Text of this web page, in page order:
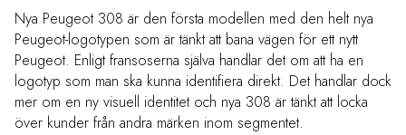
Nya Peugeot 308 är den första modellen med den helt nya
Peugeot-logotypen som är tänkt att bana vägen för ett nytt
Peugeot. Enligt fransoserna själva handlar det om att ha en
logotyp som man ska kunna identifiera direkt. Det handlar dock
mer om en ny visuell identitet och nya 308 är tänkt att locka
över kunder från andra märken inom segmentet.